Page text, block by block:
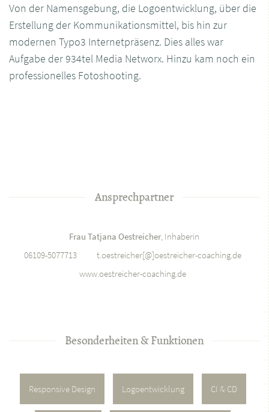
Von der Namensgebung, die Logoentwicklung, über die
Erstellung der Kommunikationsmittel, bis hin zur
modernen Typo3 Internetpräsenz. Dies alles war
Aufgabe der 934tel Media Networx. Hinzu kam noch ein
professionelles Fotoshooting.
Ansprechpartner
Frau Tatjana Oestreicher , Inhaberin
06109-5077713
ed.gnihcaoc-rehciertseo[@]rehciertseo.t
www.oestreicher-coaching.de
Besonderheiten & Funktionen
Responsive Design Logoentwicklung CI & CD